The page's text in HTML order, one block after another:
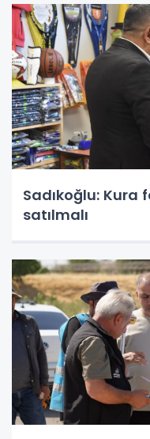
Sadıkoğlu: Kura
satılmalı